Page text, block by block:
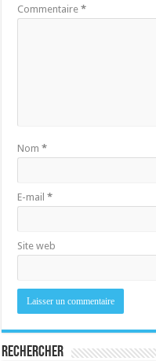
Commentaire*
Nom*
E-mail*
Site web
Rechercher